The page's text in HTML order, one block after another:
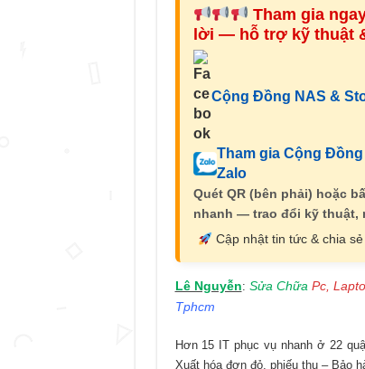
Tham gia
lời — hỗ trợ kỹ thuật
Cộng Đồng NAS &
Tham gia Cộng
Zalo
Quét QR (bên phải) hoặc
nhanh — trao đổi kỹ thuật,
Cập nhật tin tức & chia
Lê Nguyễn: Sửa Chữa Pc,
Tphcm
Hơn 15 IT phục vụ nhanh ở 22
Xuất hóa đơn đỏ, phiếu thu – Bảo